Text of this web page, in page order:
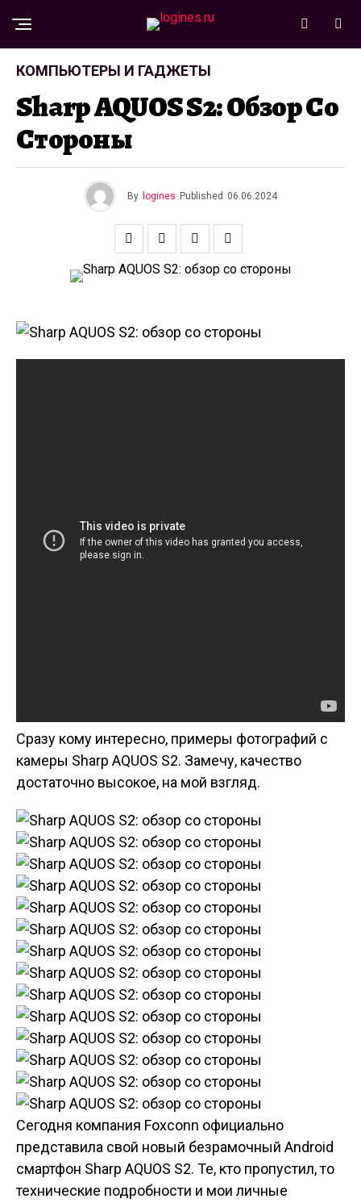
КОМПЬЮТЕРЫ И ГАДЖЕТЫ
Sharp AQUOS S2: Обзор Со
Стороны
By logines Published 06.06.2024
Сразу кому интересно, примеры фотографий с
камеры Sharp AQUOS S2. Замечу, качество
достаточно высокое, на мой взгляд.
Сегодня компания Foxconn официально
представила свой новый безрамочный Android
смартфон Sharp AQUOS S2. Те, кто пропустил, то
технические подробности и мои личные